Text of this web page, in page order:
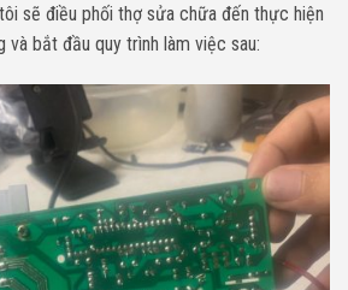
sẽ điều phối thợ sửa chữa đến thực hiện
và bắt đầu quy trình làm việc sau: